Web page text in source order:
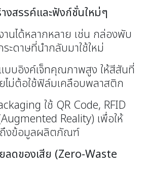
งสรรค์และฟังก์ชั่นใหม่ๆ
านได้หลากหลาย เช่น กล่องพับ
ะดาษที่นำกลับมาใช้ใหม่
บอิงค์เจ็ทคุณภาพสูง ให้สีสันที่
ไม่ต้อใช้ฟิล์มเคลือบพลาสติก
ใช้ QR Code, RFID
Reality) เพื่อให้
ถึงข้อมูลผลิตภัณฑ์
ดของเสีย (Zero-Waste